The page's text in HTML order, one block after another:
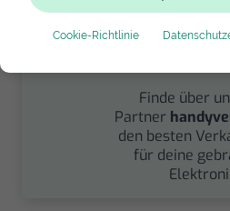
Cookie-Richtlinie
Finde über
Partner
den besten
für deine